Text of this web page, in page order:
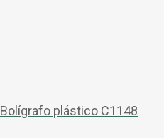
Bolígrafo plástico C1148